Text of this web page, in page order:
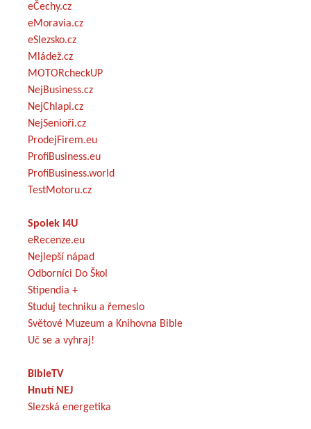
eČechy.cz
eMoravia.cz
eSlezsko.cz
Mládež.cz
MOTORcheckUP
NejBusiness.cz
NejChlapi.cz
NejSenioři.cz
ProdejFirem.eu
ProfiBusiness.eu
ProfiBusiness.world
TestMotoru.cz
Spolek I4U
eRecenze.eu
Nejlepší nápad
Odborníci Do Škol
Stipendia +
Studuj techniku a řemeslo
Světové Muzeum a Knihovna Bible
Uč se a vyhraj!
BibleTV
Hnutí NEJ
Slezská energetika